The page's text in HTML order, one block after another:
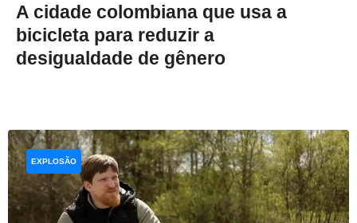
A cidade colombiana que usa a
bicicleta para reduzir a
desigualdade de gênero
EXPLOSÃO